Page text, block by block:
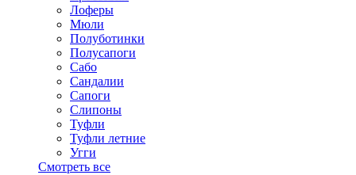
Лоферы
Мюли
Полуботинки
Полусапоги
Сабо
Сандалии
Сапоги
Слипоны
Туфли
Туфли летние
Угги
Смотреть все